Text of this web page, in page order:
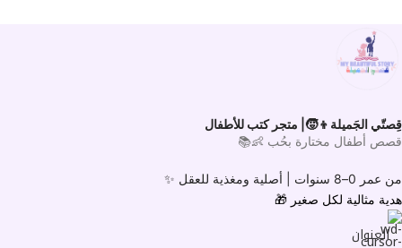
قِصتّي الجَميلة👦🧒| متجر كتب للأطفال
قصص أطفال مختارة بحُب 👶📚
من عمر 0–8 سنوات |
أصلية ومغذية للعقل ✨
هدية مثالية لكل صغير 🎁
العنوان